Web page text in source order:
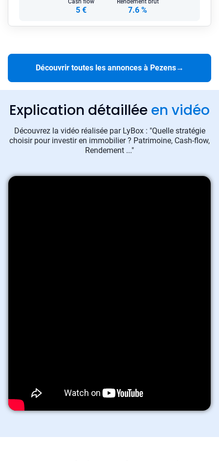
Cash flow
5 €
Rendement brut
7.6 %
Découvrir toutes les annonces à Pezens→
Explication détaillée en vidéo
Découvrez la vidéo réalisée par LyBox : "Quelle stratégie
choisir pour investir en immobilier ? Patrimoine, Cash-flow,
Rendement ..."